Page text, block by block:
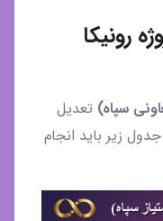
رونیکا
سپاه) تعدیل
زیر باید انجام